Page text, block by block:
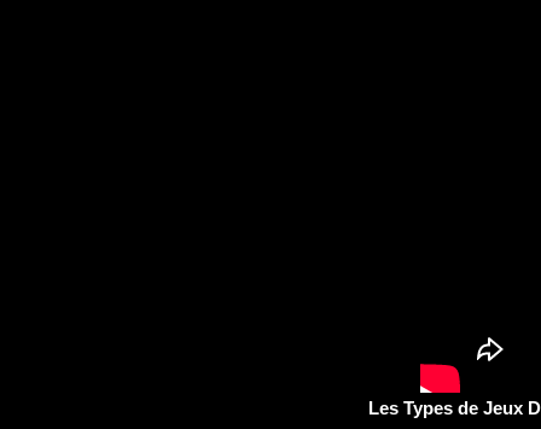
Les Types de Jeux